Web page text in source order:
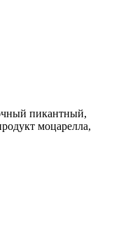
пикантный,
моцарелла,